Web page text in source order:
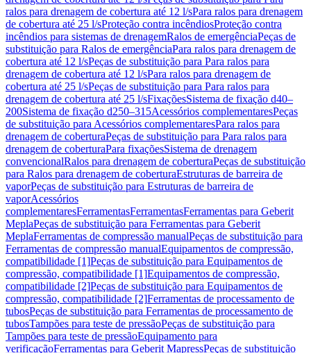
ralos para drenagem de cobertura até 12 l/sPara ralos para drenagem
de cobertura até 25 l/sProteção contra incêndiosProteção contra
incêndios para sistemas de drenagemRalos de emergênciaPeças de
substituição para Ralos de emergênciaPara ralos para drenagem de
cobertura até 12 l/sPeças de substituição para Para ralos para
drenagem de cobertura até 12 l/sPara ralos para drenagem de
cobertura até 25 l/sPeças de substituição para Para ralos para
drenagem de cobertura até 25 l/sFixaçõesSistema de fixação d40–
200Sistema de fixação d250–315Acessórios complementaresPeças
de substituição para Acessórios complementaresPara ralos para
drenagem de coberturaPeças de substituição para Para ralos para
drenagem de coberturaPara fixaçõesSistema de drenagem
convencionalRalos para drenagem de coberturaPeças de substituição
para Ralos para drenagem de coberturaEstruturas de barreira de
vaporPeças de substituição para Estruturas de barreira de
vaporAcessórios
complementaresFerramentasFerramentasFerramentas para Geberit
MeplaPeças de substituição para Ferramentas para Geberit
MeplaFerramentas de compressão manualPeças de substituição para
Ferramentas de compressão manualEquipamentos de compressão,
compatibilidade [1]Peças de substituição para Equipamentos de
compressão, compatibilidade [1]Equipamentos de compressão,
compatibilidade [2]Peças de substituição para Equipamentos de
compressão, compatibilidade [2]Ferramentas de processamento de
tubosPeças de substituição para Ferramentas de processamento de
tubosTampões para teste de pressãoPeças de substituição para
Tampões para teste de pressãoEquipamento para
verificaçãoFerramentas para Geberit MapressPeças de substituição